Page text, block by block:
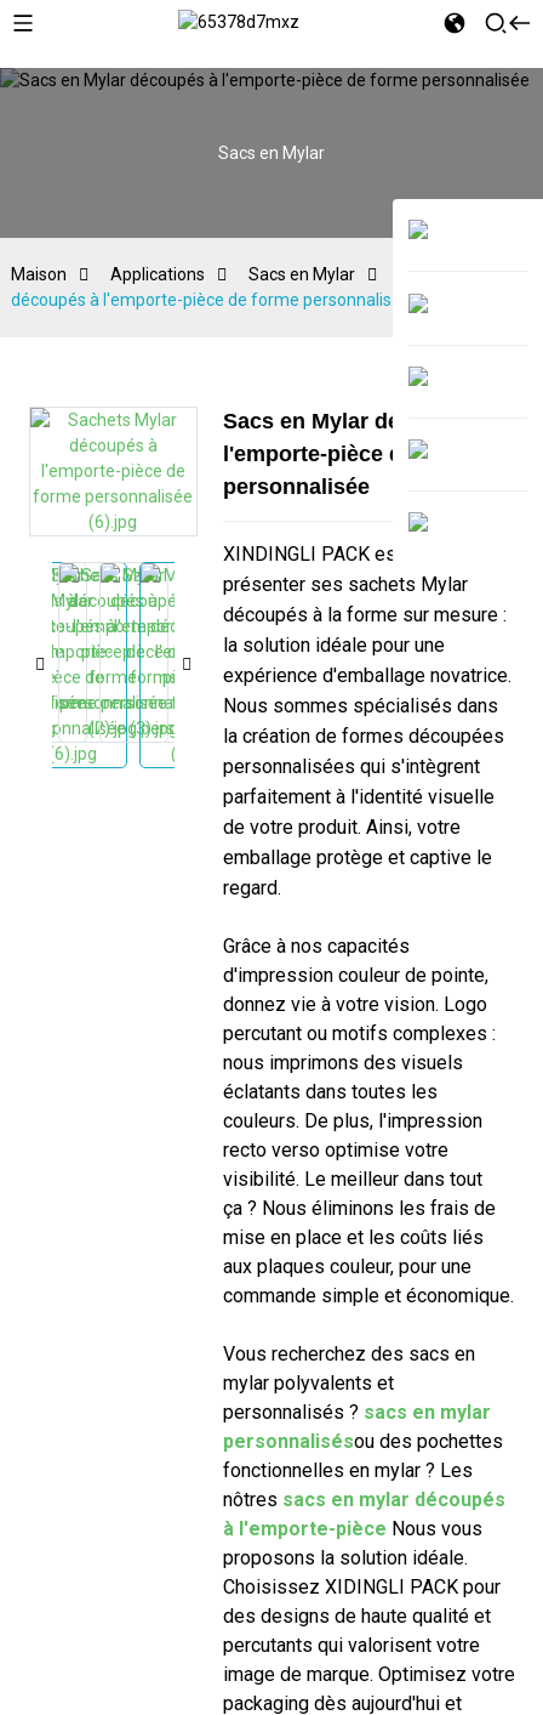
Sacs en Mylar
Maison Applications Sacs en Mylar
découpés à l'emporte-pièce de forme personnalisée
Sacs en Mylar découpés à
l'emporte-pièce de forme
personnalisée
XINDINGLI PACK est fier de vous
présenter ses sachets Mylar
découpés à la forme sur mesure :
la solution idéale pour une
expérience d'emballage novatrice.
Nous sommes spécialisés dans
la création de formes découpées
personnalisées qui s'intègrent
parfaitement à l'identité visuelle
de votre produit. Ainsi, votre
emballage protège et captive le
regard.
Grâce à nos capacités
d'impression couleur de pointe,
donnez vie à votre vision. Logo
percutant ou motifs complexes :
nous imprimons des visuels
éclatants dans toutes les
couleurs. De plus, l'impression
recto verso optimise votre
visibilité. Le meilleur dans tout
ça ? Nous éliminons les frais de
mise en place et les coûts liés
aux plaques couleur, pour une
commande simple et économique.
Vous recherchez des sacs en
mylar polyvalents et
personnalisés ? sacs en mylar
personnalisésou des pochettes
fonctionnelles en mylar ? Les
nôtres sacs en mylar découpés
à l'emporte-pièce Nous vous
proposons la solution idéale.
Choisissez XIDINGLI PACK pour
des designs de haute qualité et
percutants qui valorisent votre
image de marque. Optimisez votre
packaging dès aujourd'hui et